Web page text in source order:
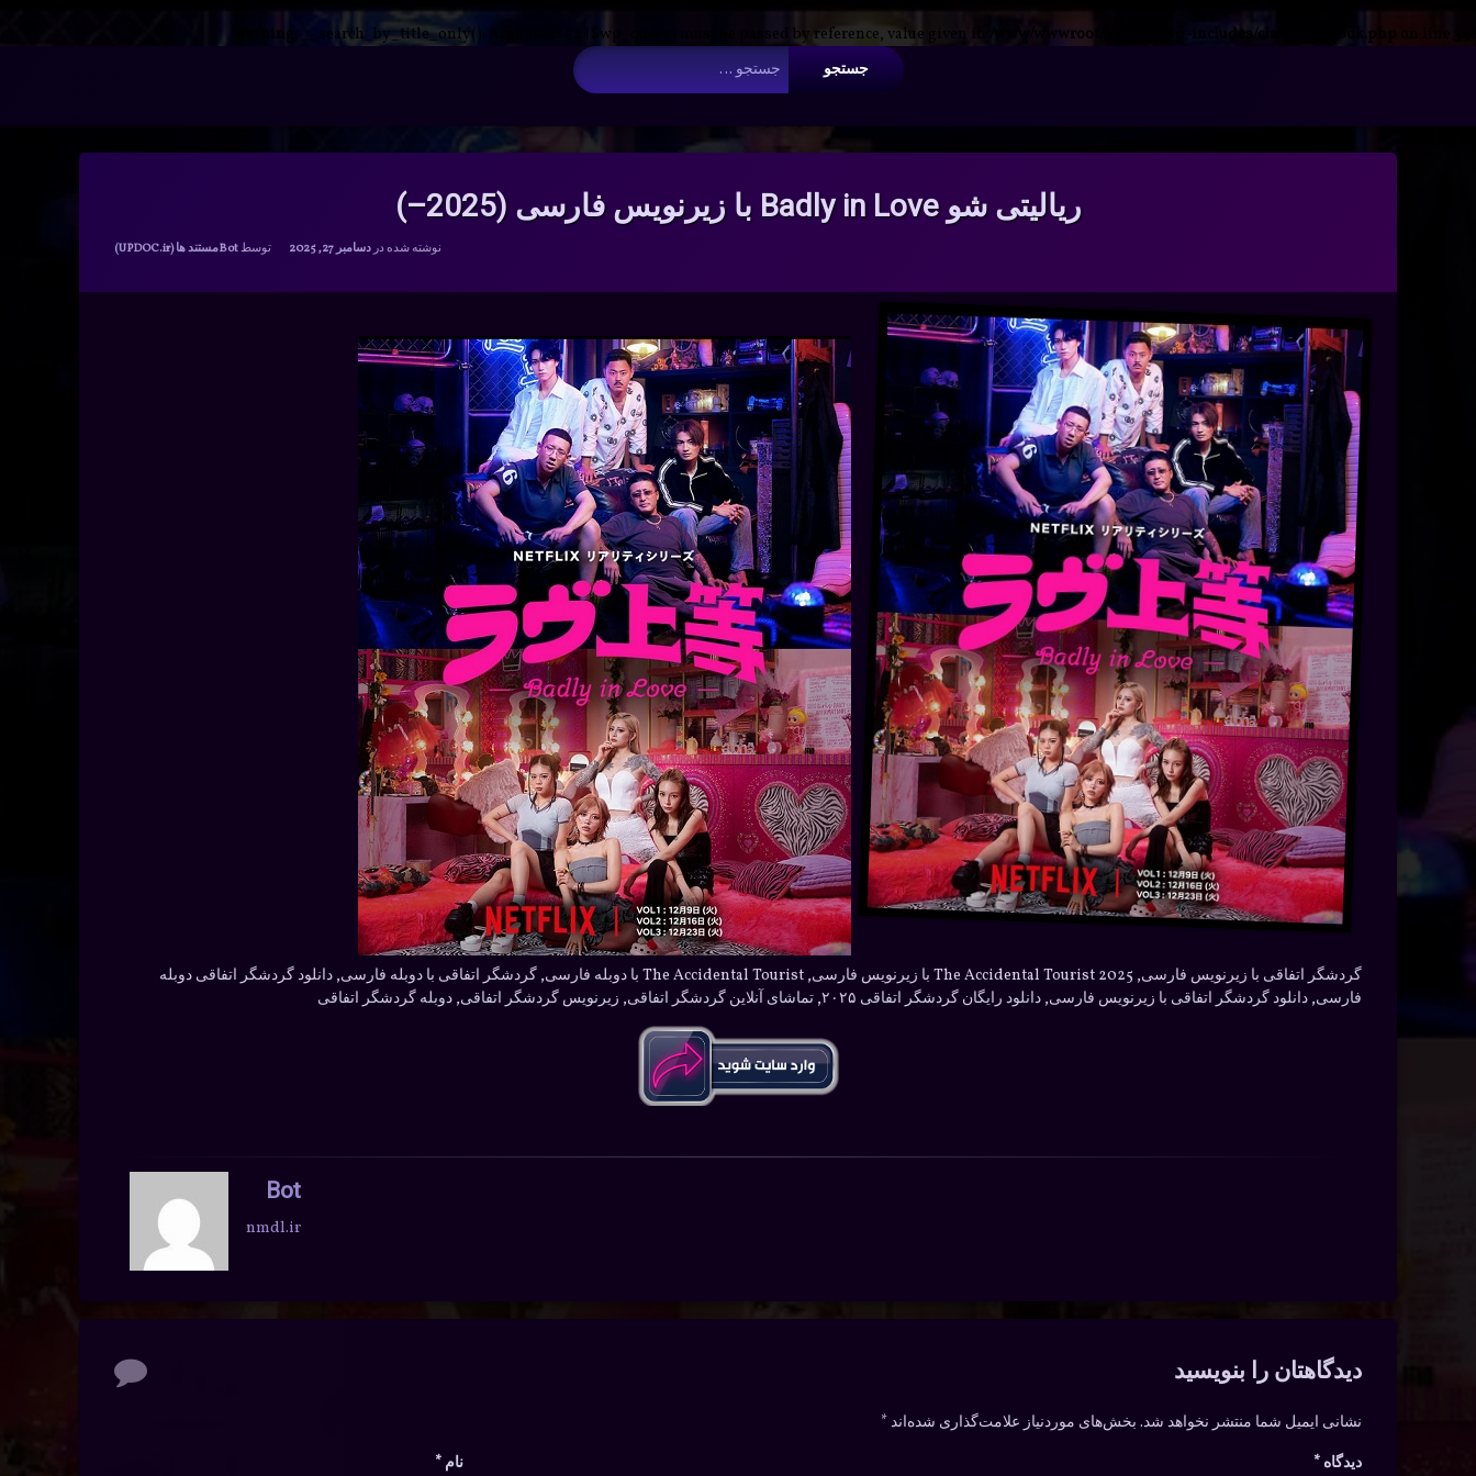
Warning : __search_by_title_only(): Argument #2 ($wp_query) must be passed by reference, value given in /www/wwwroot/nmdl.ir/wp-includes/class-wp-hook.php
جستجو برای:
ریالیتی شو Badly in Love با زیرنویس فارسی (2025–)
نوشته شده دردسامبر 27, 2025 توسطBotدسته بندی ها:
مستند ها (UPDOC.ir)
گردشگر اتفاقی با زیرنویس فارسی, The Accidental Tourist 2025 با زیرنویس فارسی, The Accidental Tourist با دوبله فارسی, گردشگر اتفاقی با دوبله فارسی, دانلود گردشگر اتفاقی دوبله
فارسی, دانلود گردشگر اتفاقی با زیرنویس فارسی, دانلود رایگان گردشگر اتفاقی ۲۰۲۵, تماشای آنلاین گردشگر اتفاقی, زیرنویس گردشگر اتفاقی, دوبله گردشگر اتفاقی
Bot
nmdl.ir
دیدگاه‌ها
دیدگاهتان را بنویسید
نشانی ایمیل شما منتشر نخواهد شد. بخش‌های موردنیاز علامت‌گذاری شده‌اند*
دیدگاه * نام *